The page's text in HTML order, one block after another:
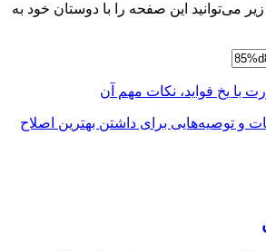
می‌توانید این صفحه را با دوستان خود به
با یخ فواید، نکات مهم آن
و توصیه‌هایی برای داشتن بهترین اصلاح